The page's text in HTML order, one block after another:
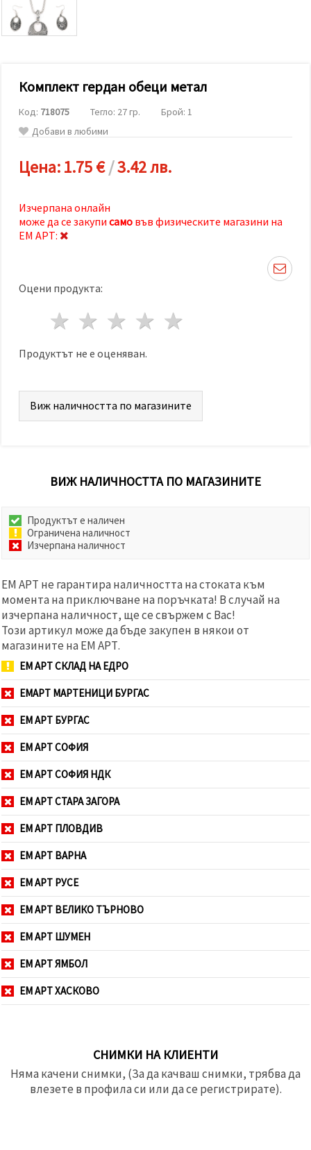
релевантно
съдържание
и реклами,
включително
за анализ
използваме
всички
натиснеш
"Приеми
всички!"
"Настройки",
и кликнеш
Приеми
бисквитките
Комплект гердан обеци метал
Код: 718075 Тегло: 27 гр.
Брой: 1
Добави в любими
Цена:1.75 €/3.42 лв.
Изчерпана онлайн
може да се закупи само във физическите магазини на
ЕМ АРТ:
Оцени продукта:
4 звезди
3 звезди
2 звезди
1 звезда
Продуктът не е оценяван.
Виж наличността по магазините
ВИЖ НАЛИЧНОСТТА ПО МАГАЗИНИТЕ
Продуктът е наличен
Ограничена наличност
Изчерпана наличност
ЕМ АРТ не гарантира наличността на стоката към
момента на приключване на поръчката! В случай на
изчерпана наличност, ще се свържем с Вас!
Този артикул може да бъде закупен в някои от
магазините на ЕМ АРТ.
ЕМ АРТ СКЛАД НА ЕДРО
ЕМАРТ МАРТЕНИЦИ БУРГАС
ЕМ АРТ БУРГАС
ЕМ АРТ СОФИЯ
ЕМ АРТ СОФИЯ НДК
ЕМ АРТ СТАРА ЗАГОРА
ЕМ АРТ ПЛОВДИВ
ЕМ АРТ ВАРНА
ЕМ АРТ РУСЕ
ЕМ АРТ ВЕЛИКО ТЪРНОВО
ЕМ АРТ ШУМЕН
ЕМ АРТ ЯМБОЛ
ЕМ АРТ ХАСКОВО
СНИМКИ НА КЛИЕНТИ
Няма качени снимки, (За да качваш снимки, трябва да
влезете в профила си или да се регистрирате).